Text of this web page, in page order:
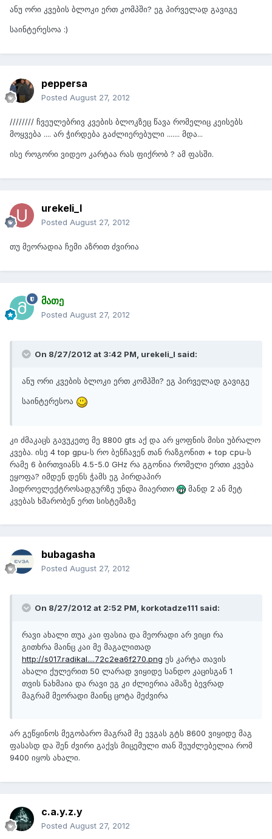
ანუ ორი კვების ბლოკი ერთ კომპში? ეგ პირველად გავიგე
საინტერესოა :)
peppersa
Posted August 27, 2012
//////// ჩვეულებრივ კვების ბლოკზეც წავა რომელიც კეისებს
მოყვება .... არ ჭირდება გაძლიერებული ....... მდა...
ისე როგორი ვიდეო კარტაა რას ფიქრობ ? ამ ფასში.
urekeli_l
Posted August 27, 2012
თუ მეორადია ჩემი აზრით ძვირია
მათე
Posted August 27, 2012
On 8/27/2012 at 3:42 PM, urekeli_l said:
ანუ ორი კვების ბლოკი ერთ კომპში? ეგ პირველად გავიგე
საინტერესოა
კი ძმაკაცს გავუკეთე მე 8800 gts აქ და არ ყოფნის მისი უბრალო
კვება. ისე 4 top gpu-ს რო ბენჩავენ თან რაზგონით + top cpu-ს
რამე 6 ბირთვიანს 4.5-5.0 GHz რა გგონია რომელი ერთი კვება
ეყოფა? იმდენ დენს ჭამს ეგ პირდაპირ
ჰიდროელექტროსადგურზე უნდა მიაერთო
მანდ 2 ან მეტ
კვებას ხმარობენ ერთ სისტემაზე
bubagasha
Posted August 27, 2012
On 8/27/2012 at 2:52 PM, korkotadze111 said:
რავი ახალი თუა კაი ფასია და მეორადი არ ვიცი რა
გითხრა მაინც კაი მე მაგალითად
http://s017.radikal....72c2ea6f270.png ეს კარტა თავის
ახალი ქულერით 50 ლარად ვიყიდე სანდო კაცისგან 1
თვის ნახმაია და რავი ეგ კი ძლიერია ამაზე ბევრად
მაგრამ მეორადი მაინც ცოტა მეძვირა
არ გეწყინოს მეგობარო მაგრამ მე ევგას გტს 8600 ვიყიდე მაგ
ფასასდ და შენ ძვირი გაქვს მიცემული თან შეუძლებელია რომ
9400 იყოს ახალი.
c.a.y.z.y
Posted August 27, 2012